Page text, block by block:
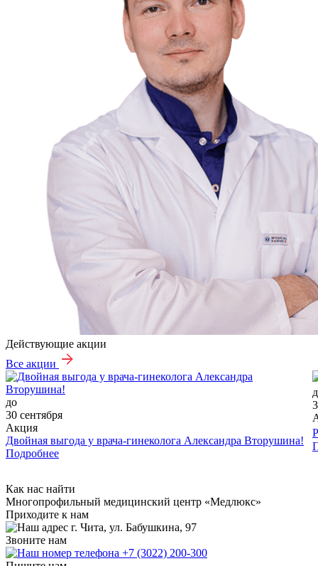
Действующие акции
Все акции
до
30 сентября
Акция
Двойная выгода у врача‑гинеколога Александра Вторушина!
Подробнее
Как нас найти
Многопрофильный медицинский центр «Медлюкс»
Приходите к нам
г. Чита, ул. Бабушкина, 97
Звоните нам
+7 (3022) 200-300